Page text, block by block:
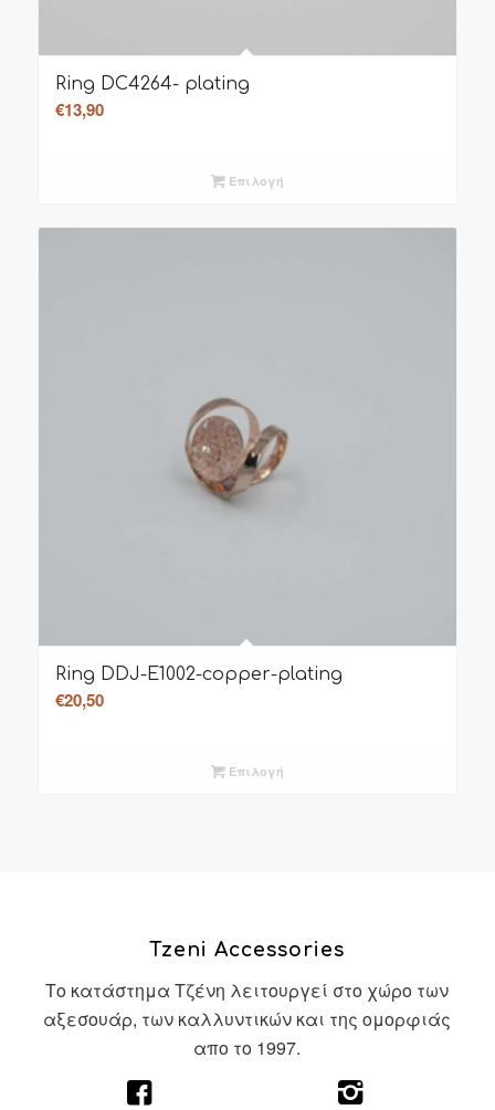
Ring DC4264- plating
€13,90
Επιλογή
Ring DDJ-E1002-copper-plating
€20,50
Επιλογή
Tzeni Accessories
Το κατάστημα Τζένη λειτουργεί στο χώρο των
αξεσουάρ, των καλλυντικών και της ομορφιάς
απο το 1997.